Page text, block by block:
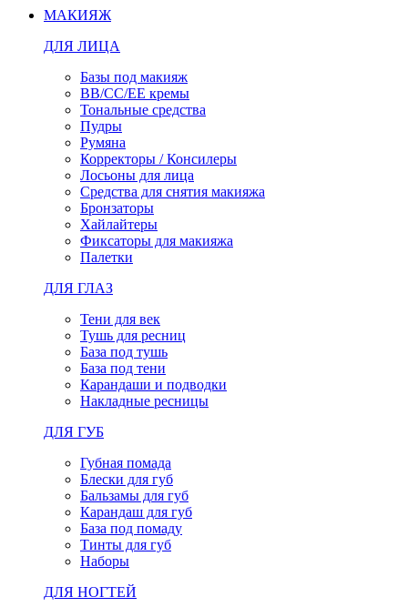
МАКИЯЖ
ДЛЯ ЛИЦА
Базы под макияж
BB/CC/EE кремы
Тональные средства
Пудры
Румяна
Корректоры / Консилеры
Лосьоны для лица
Средства для снятия макияжа
Бронзаторы
Хайлайтеры
Фиксаторы для макияжа
Палетки
ДЛЯ ГЛАЗ
Тени для век
Тушь для ресниц
База под тушь
База под тени
Карандаши и подводки
Накладные ресницы
ДЛЯ ГУБ
Губная помада
Блески для губ
Бальзамы для губ
Карандаш для губ
База под помаду
Тинты для губ
Наборы
ДЛЯ НОГТЕЙ